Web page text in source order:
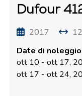
Dufour
2017
Date di
ott 10 - ott 17,
ott 17 - ott 24,